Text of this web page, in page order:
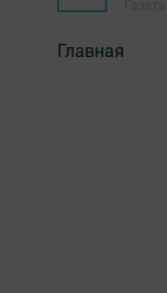
Главная